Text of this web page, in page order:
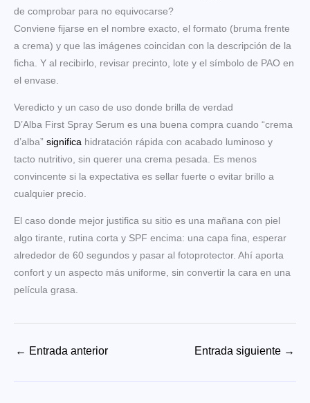
de comprobar para no equivocarse?
Conviene fijarse en el nombre exacto, el formato (bruma frente
a crema) y que las imágenes coincidan con la descripción de la
ficha. Y al recibirlo, revisar precinto, lote y el símbolo de PAO en
el envase.
Veredicto y un caso de uso donde brilla de verdad
D’Alba First Spray Serum es una buena compra cuando “crema
d’alba” significa hidratación rápida con acabado luminoso y
tacto nutritivo, sin querer una crema pesada. Es menos
convincente si la expectativa es sellar fuerte o evitar brillo a
cualquier precio.
El caso donde mejor justifica su sitio es una mañana con piel
algo tirante, rutina corta y SPF encima: una capa fina, esperar
alrededor de 60 segundos y pasar al fotoprotector. Ahí aporta
confort y un aspecto más uniforme, sin convertir la cara en una
película grasa.
← Entrada anterior Entrada siguiente →